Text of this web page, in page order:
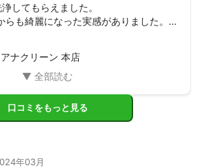
してもらえました。
も綺麗になった実感がありました。あ
ナクリーン 本店
口コミをもっと見る
年03月